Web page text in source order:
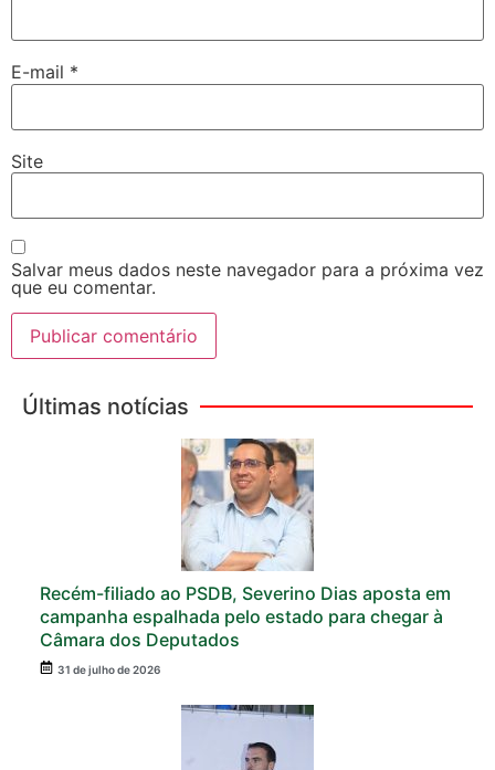
E-mail *
Site
Salvar meus dados neste navegador para a próxima vez
que eu comentar.
Últimas notícias
Recém-filiado ao PSDB, Severino Dias aposta em
campanha espalhada pelo estado para chegar à
Câmara dos Deputados
31 de julho de 2026